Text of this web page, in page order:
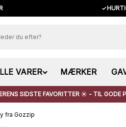
✓
VARER MÆRKER
SIDSTE FAVORITTER ☀️ - TIL GODE
fra Gozzip